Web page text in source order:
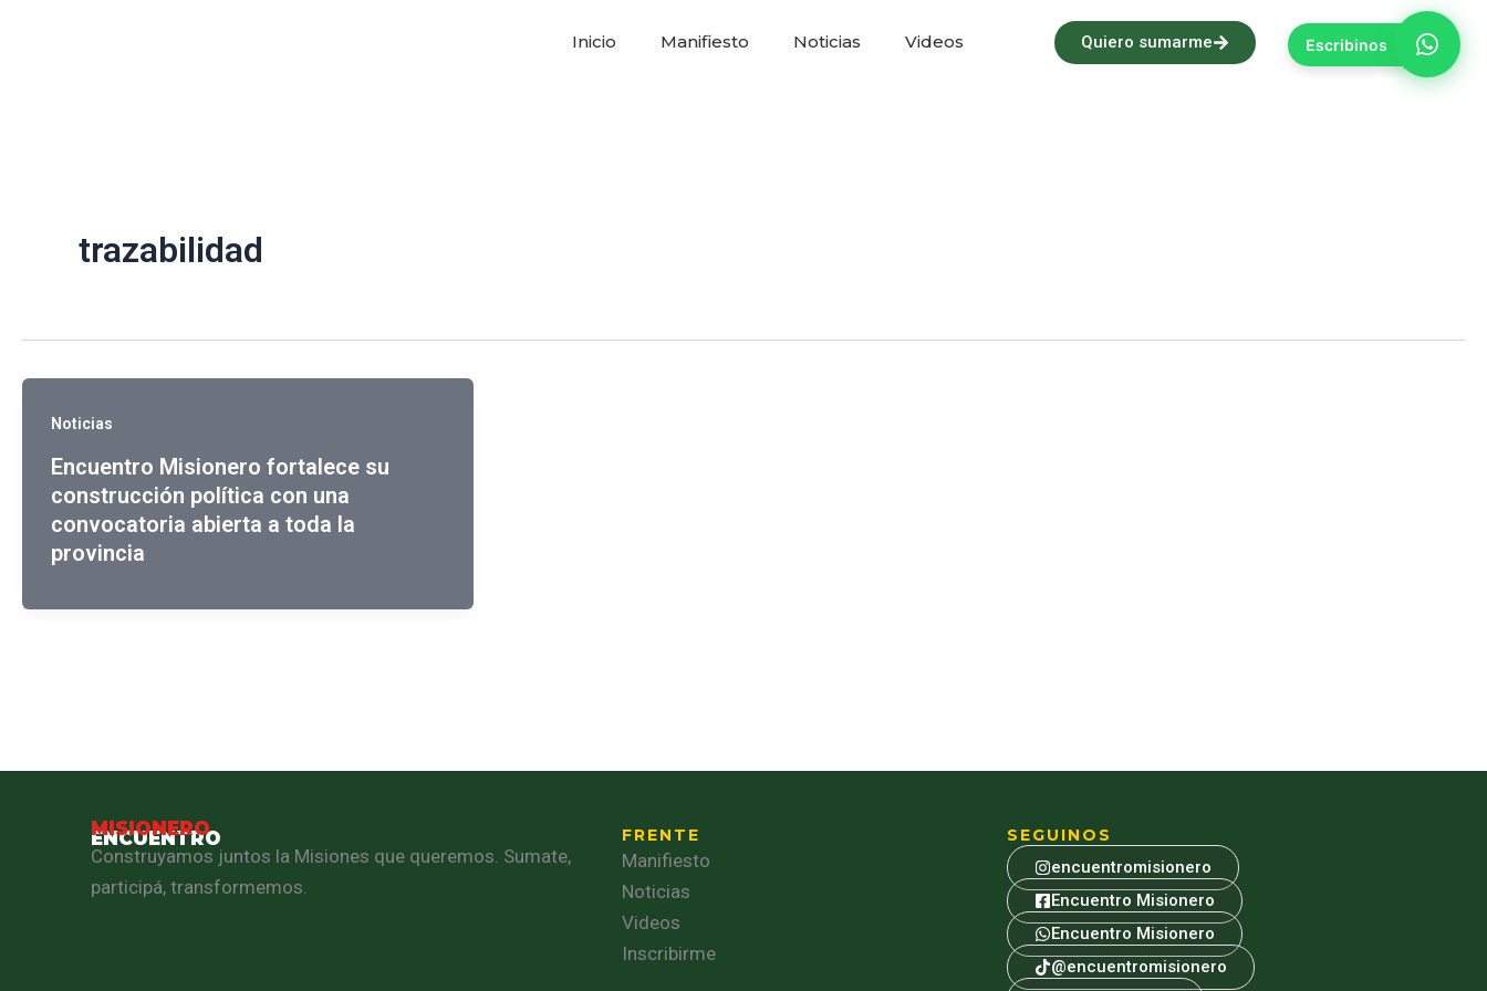
Inicio Manifiesto Noticias Videos Quiero sumarme
trazabilidad
Noticias
Encuentro Misionero fortalece su
construcción política con una
convocatoria abierta a toda la
provincia
ENCUENTRO
MISIONERO
Construyamos juntos la Misiones que queremos. Sumate,
participá, transformemos.
FRENTE
Manifiesto
Noticias
Videos
Inscribirme
SEGUINOS
encuentromisionero
Encuentro Misionero
Encuentro Misionero
@encuentromisionero
Escribinos